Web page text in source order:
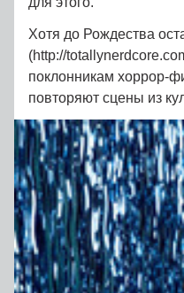
Хотя до Рождества
(http://
поклонникам хоррор-
повторяют сцены из